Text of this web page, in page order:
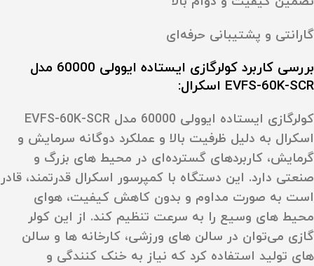
گارانتی و پشتیبانی حرفه‌ای
بررسی کاربرد کولرگازی ایستاده ایوولی 60000 مدل
EVFS-60K-SCR اسکرال:
کولرگازی ایستاده ایوولی 60000 مدل EVFS-60K-SCR
اسکرال به دلیل ظرفیت بالا و عملکرد دوگانه سرمایش و
گرمایش، کاربردهای گسترده‌ای در محیط‌ های بزرگ و
صنعتی دارد. این دستگاه با کمپرسور اسکرال قدرتمند، قادر
است به صورت مداوم و بدون کاهش کیفیت، هوای
محیط‌ های وسیع را به سرعت تنظیم کند. از این کولر
گازی می‌توان در سالن‌ های ورزشی، کارخانه‌ ها و سالن‌
های تولید استفاده کرد که نیاز به خنک‌ کنندگی و